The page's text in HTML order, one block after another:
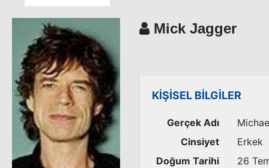
Mick Jagger
KİŞİSEL BİLGİLER
Gerçek Adı
Cinsiyet
Erkek
Doğum Tarihi
26